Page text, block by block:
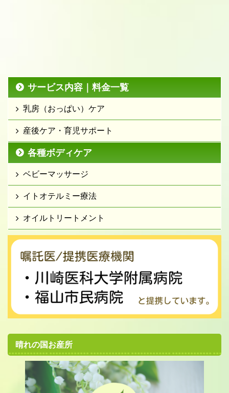
サービス内容｜料金一覧
乳房（おっぱい）ケア
産後ケア・育児サポート
各種ボディケア
ベビーマッサージ
イトオテルミー療法
オイルトリートメント
晴れの国お産所